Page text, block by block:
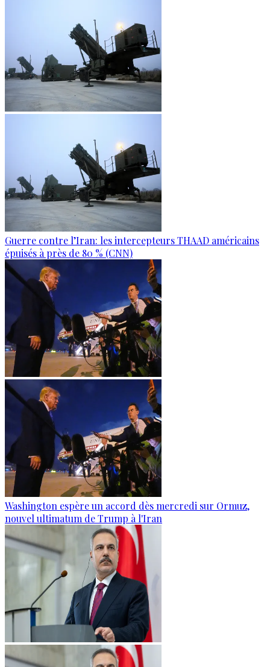
Guerre contre l’Iran: les intercepteurs THAAD américains
épuisés à près de 80 % (CNN)
Washington espère un accord dès mercredi sur Ormuz,
nouvel ultimatum de Trump à l'Iran